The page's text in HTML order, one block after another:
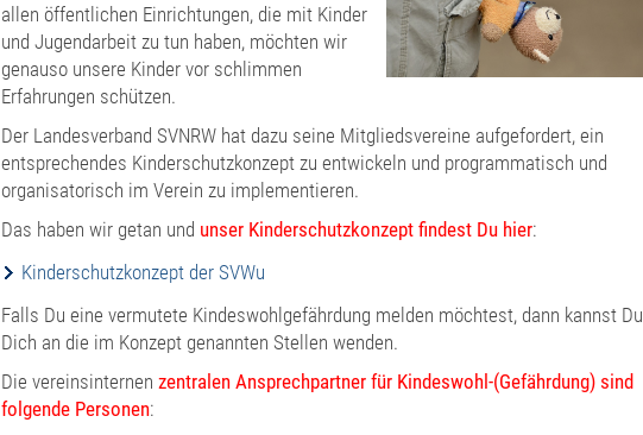
allen öffentlichen Einrichtungen, die mit Kinder
und Jugendarbeit zu tun haben, möchten wir
genauso unsere Kinder vor schlimmen
Erfahrungen schützen.
Der Landesverband SVNRW hat dazu seine Mitgliedsvereine aufgefordert, ein
entsprechendes Kinderschutzkonzept zu entwickeln und programmatisch und
organisatorisch im Verein zu implementieren.
Das haben wir getan und unser Kinderschutzkonzept findest Du hier:
Kinderschutzkonzept der SVWu
Falls Du eine vermutete Kindeswohlgefährdung melden möchtest, dann kannst Du
Dich an die im Konzept genannten Stellen wenden.
Die vereinsinternen zentralen Ansprechpartner für Kindeswohl-(Gefährdung) sind
folgende Personen: